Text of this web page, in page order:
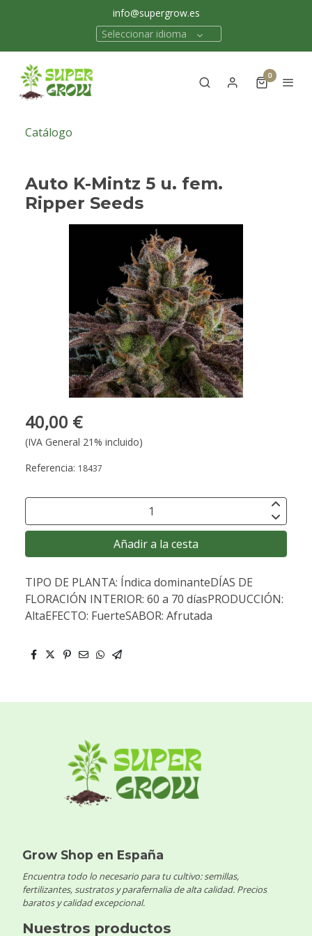
info@supergrow.es
Seleccionar idioma
0
Catálogo
Auto K-Mintz 5 u. fem.
Ripper Seeds
40,00 €
(IVA General 21% incluido)
Referencia: 18437
Añadir a la cesta
TIPO DE PLANTA: Índica dominanteDÍAS DE
FLORACIÓN INTERIOR: 60 a 70 díasPRODUCCIÓN:
AltaEFECTO: FuerteSABOR: Afrutada
Grow Shop en España
Encuentra todo lo necesario para tu cultivo: semillas,
fertilizantes, sustratos y parafernalia de alta calidad. Precios
baratos y calidad excepcional.
Nuestros productos